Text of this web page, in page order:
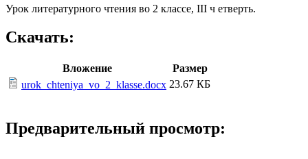
Урок литературного чтения во 2 классе, III ч етверть.
Скачать:
Вложение
Размер
urok_chteniya_vo_2_klasse.docx 23.67 КБ
Предварительный просмотр: